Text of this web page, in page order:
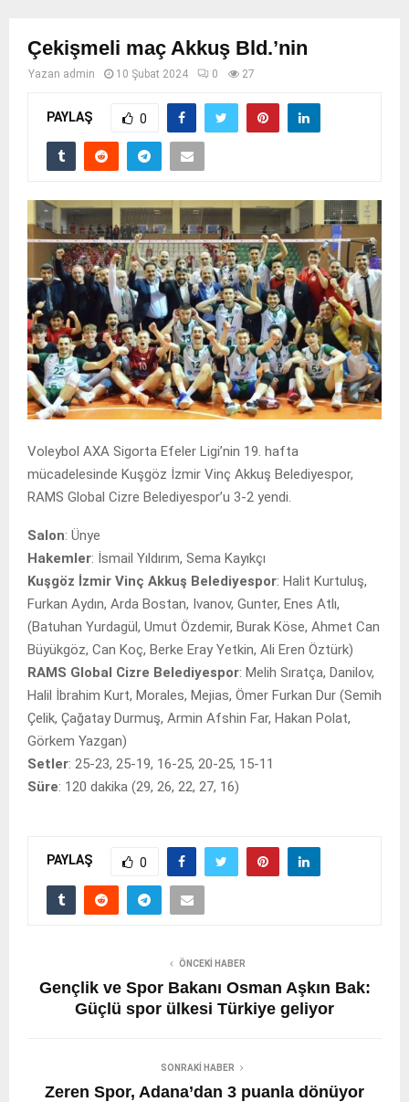
Çekişmeli maç Akkuş Bld.’nin
Yazan admin 10 Şubat 2024 0 27
PAYLAŞ 0
Voleybol AXA Sigorta Efeler Ligi’nin 19. hafta
mücadelesinde Kuşgöz İzmir Vinç Akkuş Belediyespor,
RAMS Global Cizre Belediyespor’u 3-2 yendi.
Salon: Ünye
Hakemler: İsmail Yıldırım, Sema Kayıkçı
Kuşgöz İzmir Vinç Akkuş Belediyespor: Halit Kurtuluş,
Furkan Aydın, Arda Bostan, Ivanov, Gunter, Enes Atlı,
(Batuhan Yurdagül, Umut Özdemir, Burak Köse, Ahmet Can
Büyükgöz, Can Koç, Berke Eray Yetkin, Ali Eren Öztürk)
RAMS Global Cizre Belediyespor: Melih Sıratça, Danilov,
Halil İbrahim Kurt, Morales, Mejias, Ömer Furkan Dur (Semih
Çelik, Çağatay Durmuş, Armin Afshin Far, Hakan Polat,
Görkem Yazgan)
Setler: 25-23, 25-19, 16-25, 20-25, 15-11
Süre: 120 dakika (29, 26, 22, 27, 16)
PAYLAŞ 0
ÖNCEKI HABER
Gençlik ve Spor Bakanı Osman Aşkın Bak:
Güçlü spor ülkesi Türkiye geliyor
SONRAKI HABER
Zeren Spor, Adana’dan 3 puanla dönüyor